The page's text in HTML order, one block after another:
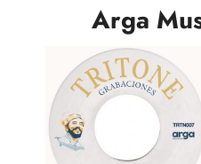
Arga